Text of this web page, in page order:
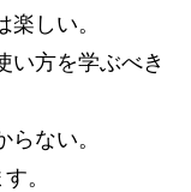
しい。
い方を学ぶべき
ない。
。